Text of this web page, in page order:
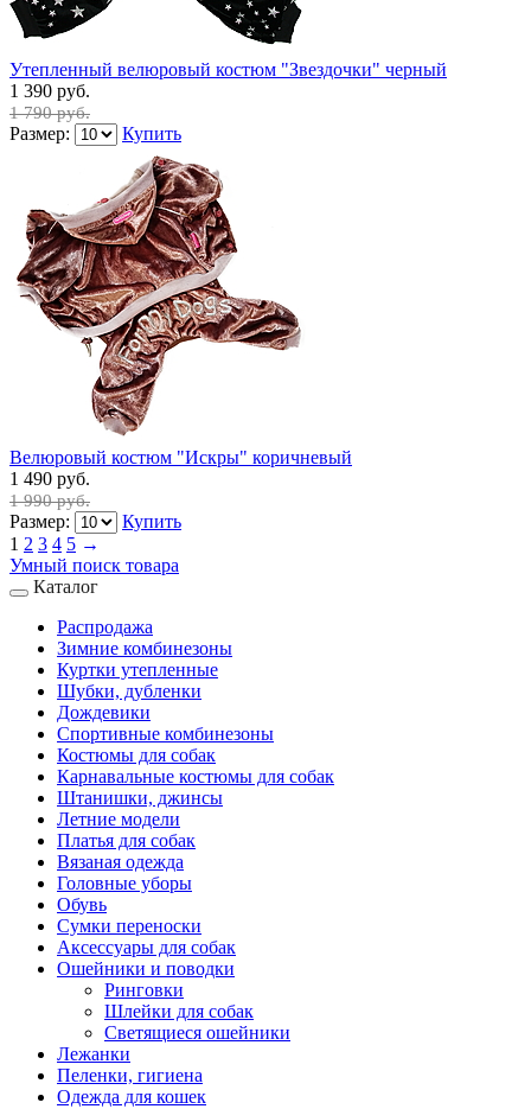
Утепленный велюровый костюм "Звездочки" черный
1 390 руб.
1 790 руб.
Размер: Купить
Велюровый костюм "Искры" коричневый
1 490 руб.
1 990 руб.
Размер:
Купить
1 2 3 4 5 →
Умный поиск товара
Каталог
Распродажа
Зимние комбинезоны
Куртки утепленные
Шубки, дубленки
Дождевики
Спортивные комбинезоны
Костюмы для собак
Карнавальные костюмы для собак
Штанишки, джинсы
Летние модели
Платья для собак
Вязаная одежда
Головные уборы
Обувь
Сумки переноски
Аксессуары для собак
Ошейники и поводки
Ринговки
Шлейки для собак
Светящиеся ошейники
Лежанки
Пеленки, гигиена
Одежда для кошек